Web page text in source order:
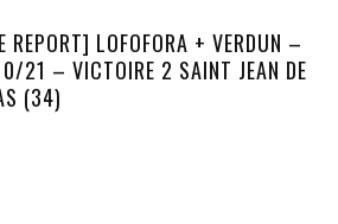
REPORT] LOFOFORA + VERDUN –
21 – VICTOIRE 2 SAINT JEAN DE
(34)